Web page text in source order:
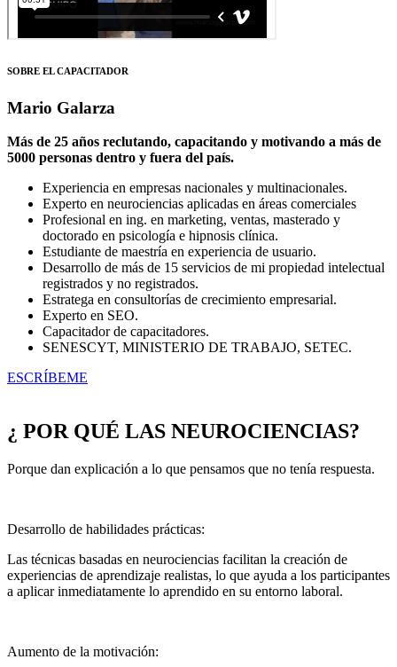
SOBRE EL CAPACITADOR
Mario Galarza
Más de 25 años reclutando, capacitando y motivando a más de
5000 personas dentro y fuera del país.
Experiencia en empresas nacionales y multinacionales.
Experto en neurociencias aplicadas en áreas comerciales
Profesional en ing. en marketing, ventas, masterado y
doctorado en psicología e hipnosis clínica.
Estudiante de maestría en experiencia de usuario.
Desarrollo de más de 15 servicios de mi propiedad intelectual
registrados y no registrados.
Estratega en consultorías de crecimiento empresarial.
Experto en SEO.
Capacitador de capacitadores.
SENESCYT, MINISTERIO DE TRABAJO, SETEC.
ESCRÍBEME
¿ POR QUÉ LAS NEUROCIENCIAS?
Porque dan explicación a lo que pensamos que no tenía respuesta.
Desarrollo de habilidades prácticas:
Las técnicas basadas en neurociencias facilitan la creación de
experiencias de aprendizaje realistas, lo que ayuda a los participantes
a aplicar inmediatamente lo aprendido en su entorno laboral.
Aumento de la motivación: